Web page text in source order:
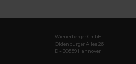
Wienerberger GmbH
Oldenburger Allee 26
D - 30659 Hannover